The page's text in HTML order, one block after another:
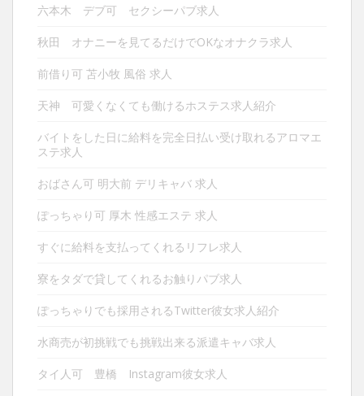
六本木 デブ可 セクシーパブ求人
秋田 オナニーを見てるだけでOKなオナクラ求人
前借り可 苫小牧 風俗 求人
天神 可愛くなくても働けるホステス求人紹介
バイトをした日に給料を完全日払い受け取れるアロマエ
ステ求人
おばさん可 明大前 デリキャバ 求人
ぽっちゃり可 厚木 性感エステ 求人
すぐに給料を支払ってくれるリフレ求人
寮をタダで貸してくれるお触りパブ求人
ぽっちゃりでも採用されるTwitter彼女求人紹介
水商売が初挑戦でも挑戦出来る派遣キャバ求人
タイ人可 豊橋 Instagram彼女求人